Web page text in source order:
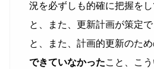
況を必ずしも的確に把握を
と、また、更新計画が策定
と、また、計画的更新のた
できていなかったこと、こ